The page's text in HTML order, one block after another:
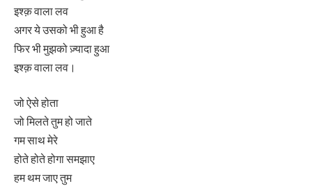
इश्क़ वाला लव
अगर ये उसको भी हुआ है
फिर भी मुझको ज़्यादा हुआ
इश्क़ वाला लव।
जो ऐसे होता
जो मिलते तुम हो जाते
गम साथ मेरे
होते होते होगा समझाए
हम थम जाए तुम